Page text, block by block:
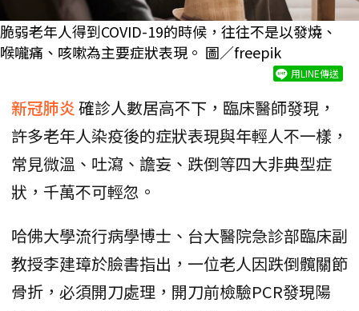
脆弱老年人得到COVID-19的時候，往往不是以發燒、
喉嚨痛、咳嗽為主要症狀表現。 圖／freepik
用LINE傳送
新冠肺炎 確診人數居高不下，臨床醫師發現，
許多老年人染疫後的症狀表現與年輕人不一樣，
常見微溫、吐瀉、譫妄、跌倒等四大非典型症
狀，千萬不可輕忽。
哈佛大學流行病學博士、台大醫院急診部臨床副
教授李建璋於臉書指出，一位老人因跌倒髖關節
骨折，必須開刀處理，開刀前檢驗PCR發現陽